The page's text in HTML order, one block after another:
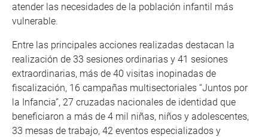
atender las necesidades de la población infantil más
vulnerable.
Entre las principales acciones realizadas destacan la
realización de 33 sesiones ordinarias y 41 sesiones
extraordinarias, más de 40 visitas inopinadas de
fiscalización, 16 campañas multisectoriales “Juntos por
la Infancia”, 27 cruzadas nacionales de identidad que
beneficiaron a más de 4 mil niñas, niños y adolescentes,
33 mesas de trabajo, 42 eventos especializados y